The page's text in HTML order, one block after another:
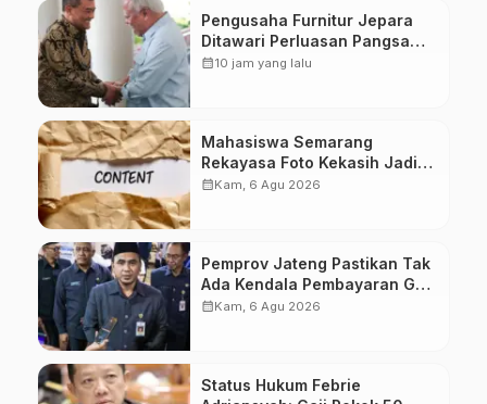
Pengusaha Furnitur Jepara
Ditawari Perluasan Pangsa
Pasar Hingga ke IKN
calendar_month10 jam yang lalu
Mahasiswa Semarang
Rekayasa Foto Kekasih Jadi
Konten Cabul karena Sakit
calendar_monthKam, 6 Agu 2026
Pemprov Jateng Pastikan Tak
Ada Kendala Pembayaran Gaji
ASN di Tengah Pemangkasan
calendar_monthKam, 6 Agu 2026
Status Hukum Febrie